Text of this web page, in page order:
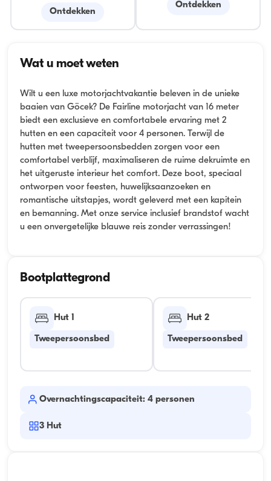
Ontdekken
Ontdekken
Wat u moet weten
Wilt u een luxe motorjachtvakantie beleven in de unieke
baaien van Göcek? De Fairline motorjacht van 16 meter
biedt een exclusieve en comfortabele ervaring met 2
hutten en een capaciteit voor 4 personen. Terwijl de
hutten met tweepersoonsbedden zorgen voor een
comfortabel verblijf, maximaliseren de ruime dekruimte en
het uitgeruste interieur het comfort. Deze boot, speciaal
ontworpen voor feesten, huwelijksaanzoeken en
romantische uitstapjes, wordt geleverd met een kapitein
en bemanning. Met onze service inclusief brandstof wacht
u een onvergetelijke blauwe reis zonder verrassingen!
Bootplattegrond
Hut 1
Tweepersoonsbed
Hut 2
Tweepersoonsbed
Overnachtingscapaciteit: 4 personen
3 Hut